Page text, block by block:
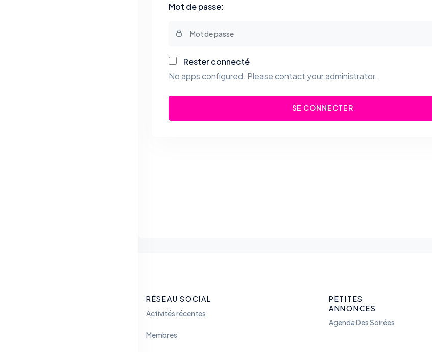
Mot de passe:
Rester connecté
No apps configured. Please contact your administrator.
SE CONNECTER
RÉSEAU SOCIAL
Activités récentes
Membres
PETITES
ANNONCES
Agenda Des Soirées